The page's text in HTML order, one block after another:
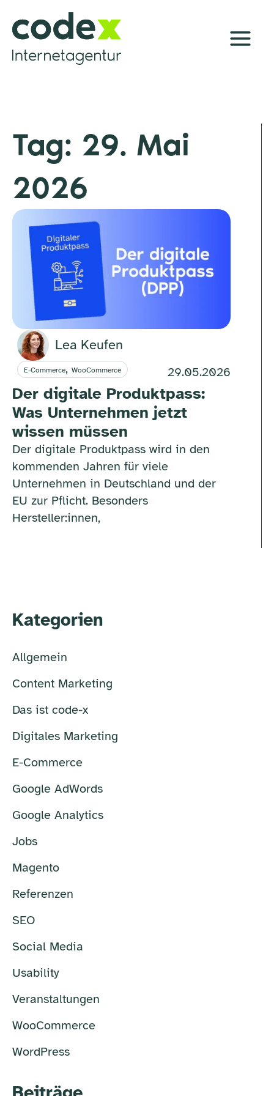
Inhalt
springen
Tag: 29. Mai
2026
Lea Keufen
E-Commerce, WooCommerce 29.05.2026
Der digitale Produktpass:
Was Unternehmen jetzt
wissen müssen
Der digitale Produktpass wird in den
kommenden Jahren für viele
Unternehmen in Deutschland und der
EU zur Pflicht. Besonders
Hersteller:innen,
Kategorien
Allgemein
Content Marketing
Das ist code-x
Digitales Marketing
E-Commerce
Google AdWords
Google Analytics
Jobs
Magento
Referenzen
SEO
Social Media
Usability
Veranstaltungen
WooCommerce
WordPress